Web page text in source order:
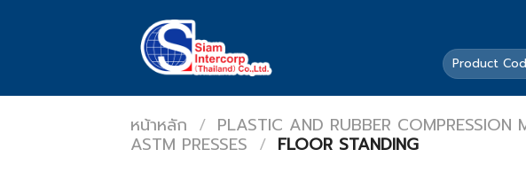
ค้นหา:
หน้าหลัก / PLASTIC AND RUBBER COMPRESSION
ASTM PRESSES / FLOOR STANDING